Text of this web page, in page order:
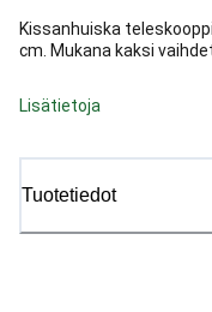
Kissanhuiska
cm. Mukana kaksi
Lisätietoja
Tuotetiedot